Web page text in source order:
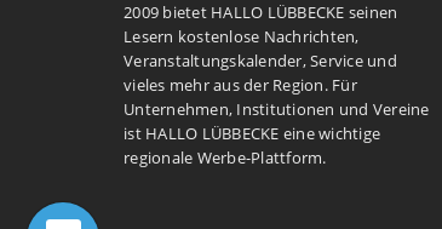
2009 bietet HALLO LÜBBECKE seinen
Lesern kostenlose Nachrichten,
Veranstaltungskalender, Service und
vieles mehr aus der Region. Für
Unternehmen, Institutionen und Vereine
ist HALLO LÜBBECKE eine wichtige
regionale Werbe-Plattform.